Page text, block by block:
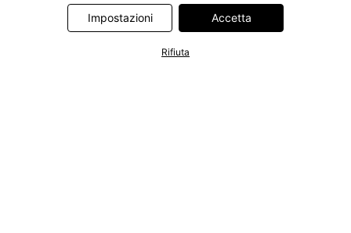
Limited, Hurra Communications GmbH, ID5 Technology Ltd,
Meta Platforms Ireland Limited, Microsoft Ireland Operations
Information Technologies UK Limited. Ulteriori informazioni sul
Impostazioni Accetta
Rifiuta